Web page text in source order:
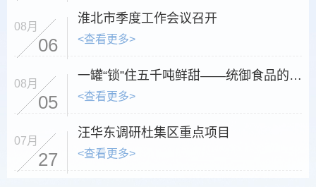
08月
06
淮北市季度工作会议召开
<查看更多>
08月
05
一罐“锁”住五千吨鲜甜——统御食品的产业深度与共富温度
<查看更多>
07月
27
汪华东调研杜集区重点项目
<查看更多>